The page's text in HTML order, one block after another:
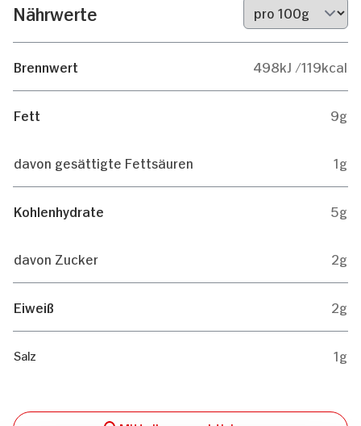
Nährwerte
Brennwert 498kJ /119kcal
Fett 9g
davon gesättigte Fettsäuren 1g
Kohlenhydrate 5g
davon Zucker 2g
Eiweiß 2g
Salz 1g